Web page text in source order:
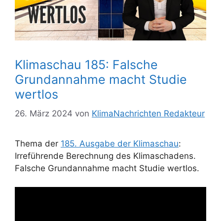
Klimaschau 185: Falsche
Grundannahme macht Studie
wertlos
26. März 2024 von KlimaNachrichten Redakteur
Thema der 185. Ausgabe der Klimaschau:
Irreführende Berechnung des Klimaschadens.
Falsche Grundannahme macht Studie wertlos.